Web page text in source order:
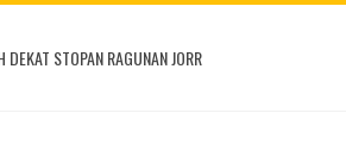
DEKAT STOPAN RAGUNAN JORR